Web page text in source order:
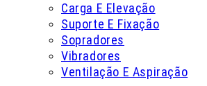
Carga E Elevação
Suporte E Fixação
Sopradores
Vibradores
Ventilação E Aspiração